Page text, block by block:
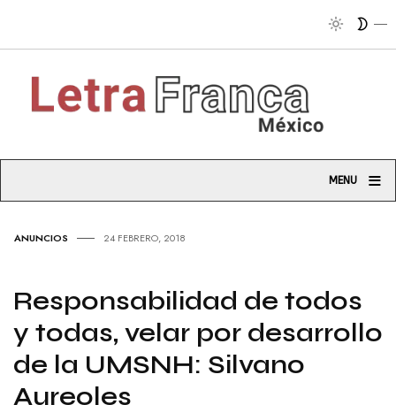
MENU ≡
ANUNCIOS 24 FEBRERO, 2018
Responsabilidad de todos
y todas, velar por desarrollo
de la UMSNH: Silvano
Aureoles